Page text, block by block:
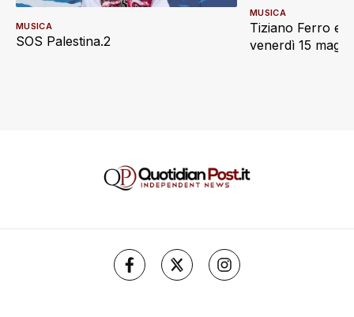
SOS Palestina.2
MUSICA
Tiziano Ferro e
venerdì 15
MUSICA